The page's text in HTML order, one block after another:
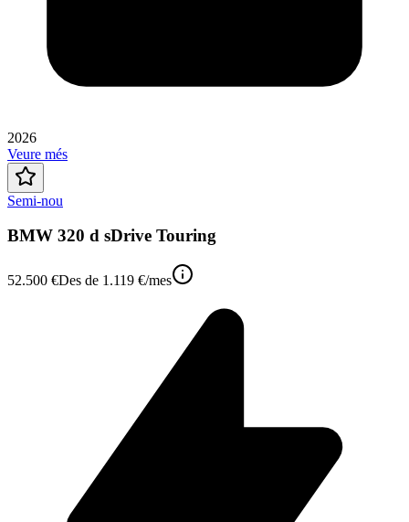
2026
Veure més
Semi-nou
BMW 320 d sDrive Touring
52.500 €Des de 1.119 €/mes